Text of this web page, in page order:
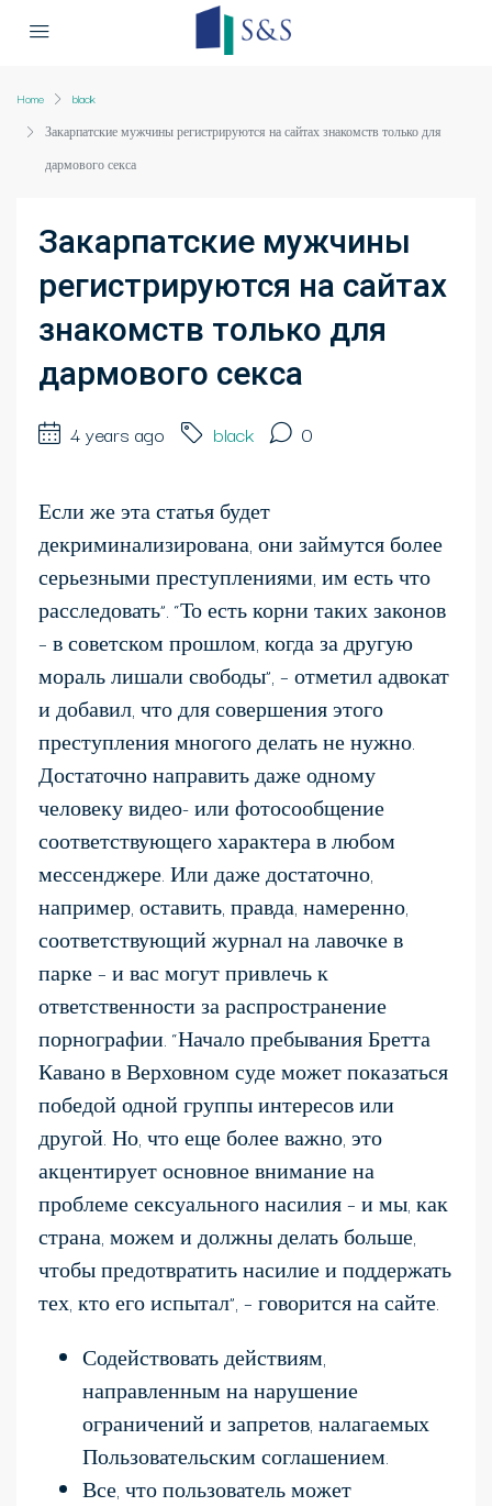
Home
black
Закарпатские мужчины регистрируются на сайтах знакомств только для
дармового секса
Закарпатские мужчины
регистрируются на сайтах
знакомств только для
дармового секса
4 years ago black 0
Если же эта статья будет
декриминализирована, они займутся более
серьезными преступлениями, им есть что
расследовать”. “То есть корни таких законов
– в советском прошлом, когда за другую
мораль лишали свободы”, – отметил адвокат
и добавил, что для совершения этого
преступления многого делать не нужно.
Достаточно направить даже одному
человеку видео- или фотосообщение
соответствующего характера в любом
мессенджере. Или даже достаточно,
например, оставить, правда, намеренно,
соответствующий журнал на лавочке в
парке – и вас могут привлечь к
ответственности за распространение
порнографии. “Начало пребывания Бретта
Кавано в Верховном суде может показаться
победой одной группы интересов или
другой. Но, что еще более важно, это
акцентирует основное внимание на
проблеме сексуального насилия – и мы, как
страна, можем и должны делать больше,
чтобы предотвратить насилие и поддержать
тех, кто его испытал”, – говорится на сайте.
Содействовать действиям,
направленным на нарушение
ограничений и запретов, налагаемых
Пользовательским соглашением.
Все, что пользователь может